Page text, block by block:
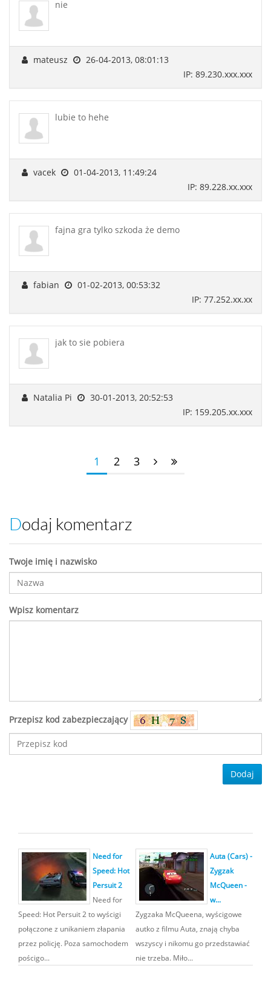
nie
mateusz
26-04-2013, 08:01:13
IP: 89.230.xxx.xxx
lubie to hehe
vacek
01-04-2013, 11:49:24
IP: 89.228.xx.xxx
fajna gra tylko szkoda że demo
fabian
01-02-2013, 00:53:32
IP: 77.252.xx.xx
jak to sie pobiera
Natalia Pi
30-01-2013, 20:52:53
IP: 159.205.xx.xxx
1 2 3
Dodaj komentarz
Twoje imię i nazwisko
Wpisz komentarz
Przepisz kod zabezpieczający
Dodaj
Need for
Speed: Hot
Persuit 2
Need for
Speed: Hot Persuit 2 to wyścigi
połączone z unikaniem złapania
przez policję. Poza samochodem
pościgo...
Auta (Cars) -
Zygzak
McQueen -
w...
Zygzaka McQueena, wyścigowe
autko z filmu Auta, znają chyba
wszyscy i nikomu go przedstawiać
nie trzeba. Miło...